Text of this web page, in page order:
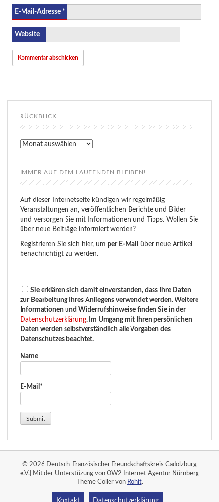
E-Mail-Adresse *
Website
RÜCKBLICK
Rückblick
IMMER AUF DEM LAUFENDEN BLEIBEN!
Auf dieser Internetseite kündigen wir regelmäßig
Veranstaltungen an, veröffentlichen Berichte und Bilder
und versorgen Sie mit Informationen und Tipps. Wollen Sie
über neue Beiträge informiert werden?
Registrieren Sie sich hier, um per E-Mail
über neue Artikel
benachrichtigt zu werden.
Sie erklären sich damit einverstanden, dass Ihre Daten
zur Bearbeitung Ihres Anliegens verwendet werden. Weitere
Informationen und Widerrufshinweise finden Sie in der
Datenschutzerklärung. Im Umgang mit Ihren persönlichen
Daten werden selbstverständlich alle Vorgaben des
Datenschutzes beachtet.
Name
E-Mail*
© 2026 Deutsch-Französischer Freundschaftskreis Cadolzburg
e.V.| Mit der Unterstüzung von OW2 Internet Agentur Nürnberg
Theme Coller von Rohit.
Kontakt Datenschutzerklärung